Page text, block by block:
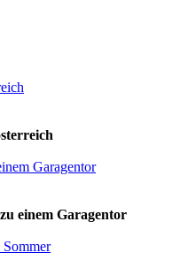
einem Garagentor